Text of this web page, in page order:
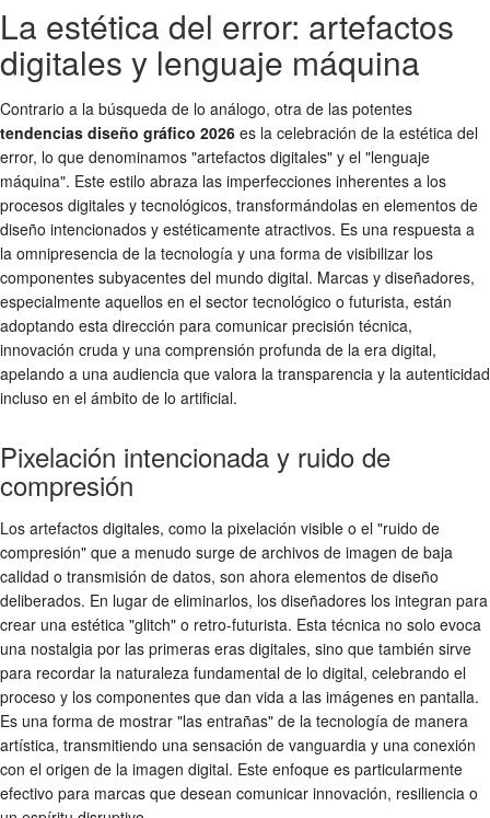
La estética del error: artefactos
digitales y lenguaje máquina
Contrario a la búsqueda de lo análogo, otra de las potentes
tendencias diseño gráfico 2026 es la celebración de la estética del
error, lo que denominamos "artefactos digitales" y el "lenguaje
máquina". Este estilo abraza las imperfecciones inherentes a los
procesos digitales y tecnológicos, transformándolas en elementos de
diseño intencionados y estéticamente atractivos. Es una respuesta a
la omnipresencia de la tecnología y una forma de visibilizar los
componentes subyacentes del mundo digital. Marcas y diseñadores,
especialmente aquellos en el sector tecnológico o futurista, están
adoptando esta dirección para comunicar precisión técnica,
innovación cruda y una comprensión profunda de la era digital,
apelando a una audiencia que valora la transparencia y la autenticidad
incluso en el ámbito de lo artificial.
Pixelación intencionada y ruido de
compresión
Los artefactos digitales, como la pixelación visible o el "ruido de
compresión" que a menudo surge de archivos de imagen de baja
calidad o transmisión de datos, son ahora elementos de diseño
deliberados. En lugar de eliminarlos, los diseñadores los integran para
crear una estética "glitch" o retro-futurista. Esta técnica no solo evoca
una nostalgia por las primeras eras digitales, sino que también sirve
para recordar la naturaleza fundamental de lo digital, celebrando el
proceso y los componentes que dan vida a las imágenes en pantalla.
Es una forma de mostrar "las entrañas" de la tecnología de manera
artística, transmitiendo una sensación de vanguardia y una conexión
con el origen de la imagen digital. Este enfoque es particularmente
efectivo para marcas que desean comunicar innovación, resiliencia o